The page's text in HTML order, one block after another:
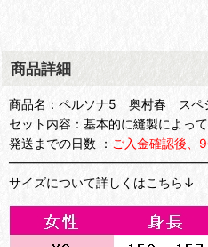
商品詳細
商品名：ペルソナ5 奥村春 スペ
セット内容：基本的に縫製によっ
発送までの日数 ： ご入金確認後、
サイズについて詳しくはこちら↓